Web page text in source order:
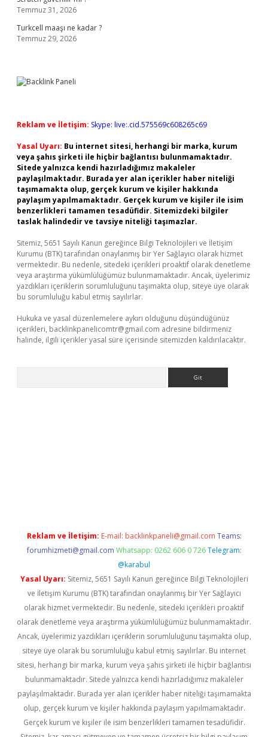
Temmuz 31, 2026
Turkcell maaşı ne kadar ?
Temmuz 29, 2026
Reklam ve İletişim: Skype: live:.cid.575569c608265c69
Yasal Uyarı: Bu internet sitesi, herhangi bir marka, kurum
veya şahıs şirketi ile hiçbir bağlantısı bulunmamaktadır.
Sitede yalnızca kendi hazırladığımız makaleler
paylaşılmaktadır. Burada yer alan içerikler haber niteliği
taşımamakta olup, gerçek kurum ve kişiler hakkında
paylaşım yapılmamaktadır. Gerçek kurum ve kişiler ile isim
benzerlikleri tamamen tesadüfidir. Sitemizdeki bilgiler
taslak halindedir ve tavsiye niteliği taşımazlar.
Sitemiz, 5651 Sayılı Kanun gereğince Bilgi Teknolojileri ve İletişim
Kurumu (BTK) tarafından onaylanmış bir Yer Sağlayıcı olarak hizmet
vermektedir. Bu nedenle, sitedeki içerikleri proaktif olarak denetleme
veya araştırma yükümlülüğümüz bulunmamaktadır. Ancak, üyelerimiz
yazdıkları içeriklerin sorumluluğunu taşımakta olup, siteye üye olarak
bu sorumluluğu kabul etmiş sayılırlar.
Hukuka ve yasal düzenlemelere aykırı olduğunu düşündüğünüz
içerikleri, backlinkpanelicomtr@gmail.com adresine bildirmeniz
halinde, ilgili içerikler yasal süre içerisinde sitemizden kaldırılacaktır.
Reklam ve İletişim: E-mail: backlinkpaneli@gmail.com Teams:
forumhizmeti@gmail.com Whatsapp: 0262 606 0 726 Telegram:
@karabul
Yasal Uyarı: Sitemiz, 5651 Sayılı Kanun gereğince Bilgi Teknolojileri
ve İletişim Kurumu (BTK) tarafından onaylanmış bir Yer Sağlayıcı
olarak hizmet vermektedir. Bu nedenle, sitedeki içerikleri proaktif
olarak denetleme veya araştırma yükümlülüğümüz bulunmamaktadır.
Ancak, üyelerimiz yazdıkları içeriklerin sorumluluğunu taşımakta olup,
siteye üye olarak bu sorumluluğu kabul etmiş sayılırlar. Bu internet
sitesi, herhangi bir marka, kurum veya şahıs şirketi ile hiçbir bağlantısı
bulunmamaktadır. Sitede yalnızca kendi hazırladığımız makaleler
paylaşılmaktadır. Burada yer alan içerikler haber niteliği taşımamakta
olup, gerçek kurum ve kişiler hakkında paylaşım yapılmamaktadır.
Gerçek kurum ve kişiler ile isim benzerlikleri tamamen tesadüfidir.